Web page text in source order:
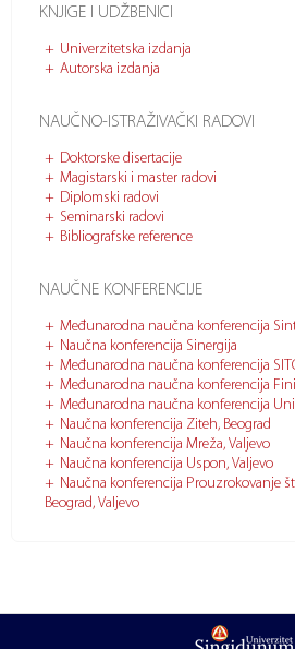
KNJIGE I UDŽBENICI
Univerzitetska izdanja
Autorska izdanja
NAUČNO-ISTRAŽIVAČKI RADOVI
Doktorske disertacije
Magistarski i master radovi
Diplomski radovi
Seminarski radovi
Bibliografske reference
NAUČNE KONFERENCIJE
Međunarodna naučna konferencija
Naučna konferencija Sinergija
Međunarodna naučna konferencija
Međunarodna naučna konferencija
Međunarodna naučna konferencija
Naučna konferencija Ziteh, Beograd
Naučna konferencija Mreža, Valjevo
Naučna konferencija Uspon, Valjevo
Naučna konferencija Prouzrokovanje
Beograd, Valjevo